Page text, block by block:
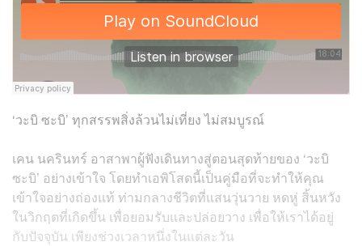
‘วะบิ ซะบิ’ ทุกสรรพสิ่งล้วนไม่เที่ยง ไม่สมบูรณ์
เคน นครินทร์ อาสาพาผู้ฟังเดินทางสู่ตอนสุดท้ายของ ‘วะบิ
ซะบิ’ อย่างเข้าใจ โดยทำเอพิโสดนี้เป็นคู่มือที่จะทำให้คุณ
เข้าใจอย่างถ่องแท้ ท่ามกลางชีวิตที่แสนวุ่นวาย หดหู่ สิ้นหวัง
ในวิกฤตที่เกิดขึ้น เพื่อยอมรับและปล่อยวาง เพื่อให้เราได้อยู่
กับปัจจุบัน เพียงช่วงเวลาหนึ่งในแต่ละวัน